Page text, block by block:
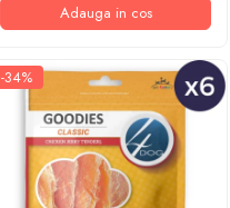
Adauga in cos
-34%